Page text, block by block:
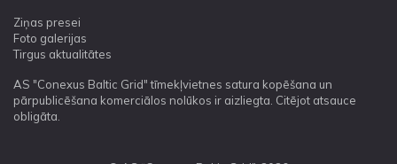
Ziņas presei
Foto galerijas
Tirgus aktualitātes
AS "Conexus Baltic Grid" tīmekļvietnes satura kopēšana un
pārpublicēšana komerciālos nolūkos ir aizliegta. Citējot atsauce
obligāta.